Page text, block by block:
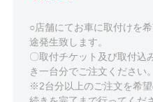
○店舗にてお車に取付けを
途発生致します。
〇取付チケット及び取付込
き一台分でご注文ください。
※2台分以上のご注文を希